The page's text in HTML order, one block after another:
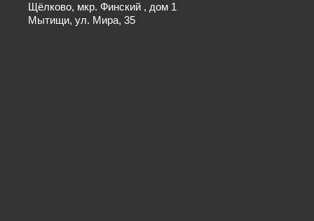
Щёлково, мкр. Финский , дом 1
Мытищи, ул. Мира, 35